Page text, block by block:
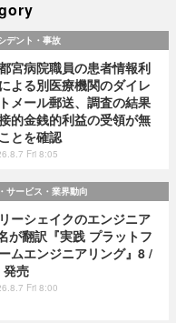
デント・事故
宮病院職員の患者情報利
よる別医療機関のダイレ
メール郵送、調査の結果
的金銭的利益の受領が無
とを確認
Fri 8:05
サービス・業界動向
ーシェイクのエンジニア
が翻訳『実践 プラットフ
ムエンジニアリング』8 /
発売
Fri 8:00